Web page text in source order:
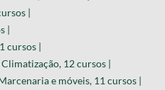
|
|
cursos |
12 cursos |
e móveis, 11 cursos |